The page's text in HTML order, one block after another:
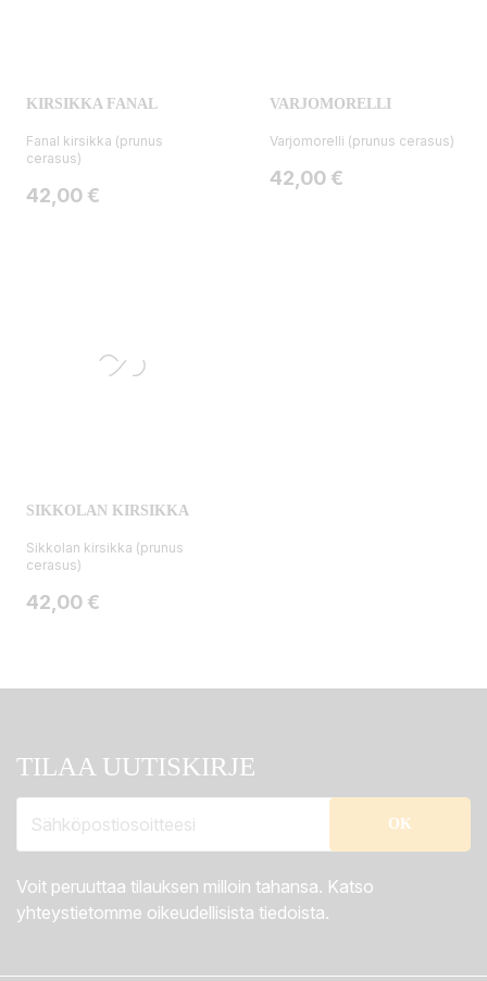
KIRSIKKA FANAL
Fanal kirsikka (prunus
cerasus)
Hinta
42,00 €
VARJOMORELLI
Varjomorelli (prunus cerasus)
Hinta
42,00 €
SIKKOLAN KIRSIKKA
Sikkolan kirsikka (prunus
cerasus)
Hinta
42,00 €
TILAA UUTISKIRJE
Voit peruuttaa tilauksen milloin tahansa. Katso
yhteystietomme oikeudellisista tiedoista.